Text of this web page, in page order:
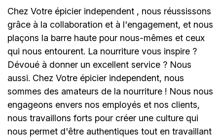
Chez Votre épicier independent , nous réussissons
grâce à la collaboration et à l'engagement, et nous
plaçons la barre haute pour nous-mêmes et ceux
qui nous entourent. La nourriture vous inspire ?
Dévoué à donner un excellent service ? Nous
aussi. Chez Votre épicier independent, nous
sommes des amateurs de la nourriture ! Nous nous
engageons envers nos employés et nos clients,
nous travaillons forts pour créer une culture qui
nous permet d'être authentiques tout en travaillant